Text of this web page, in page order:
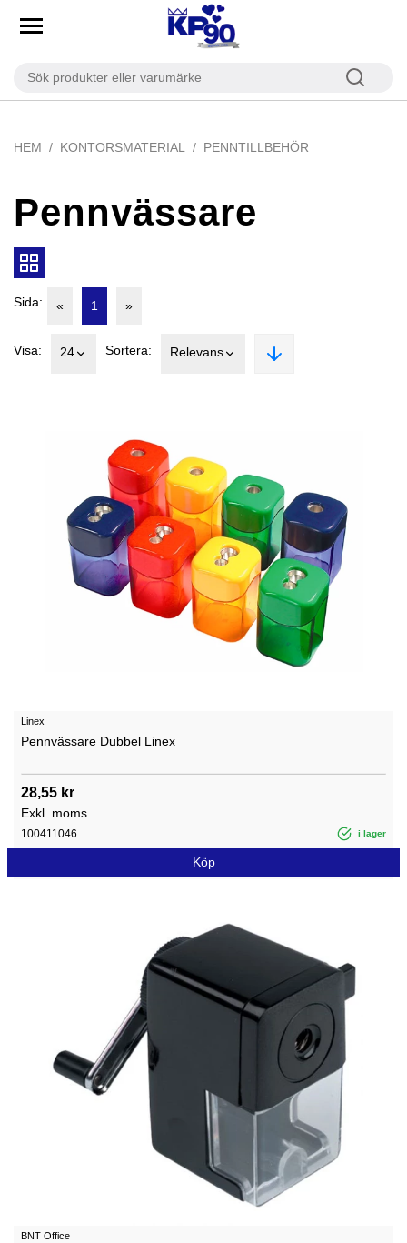
HEM KONTORSMATERIAL PENNTILLBEHÖR
Pennvässare
Sida: « 1 »
Visa: 24 Sortera: Relevans
Linex
Pennvässare Dubbel Linex
28,55 kr
Exkl. moms
100411046 i lager
Köp
BNT Office